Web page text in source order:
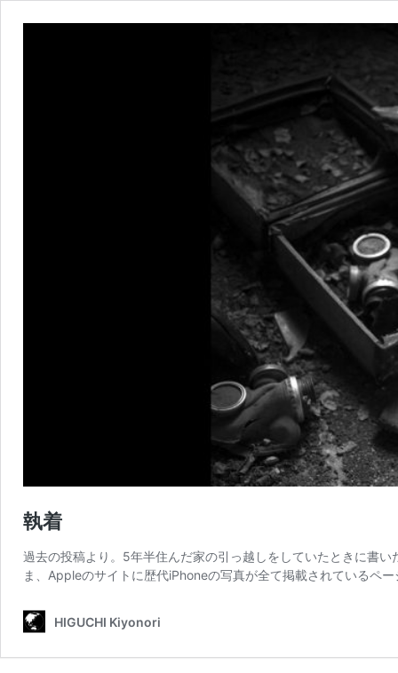
執着
過去の投稿より。5年半住んだ家の引っ越しをしていたときに書
ま、Appleのサイトに歴代iPhoneの写真が全て掲載されているペ
HIGUCHI Kiyonori